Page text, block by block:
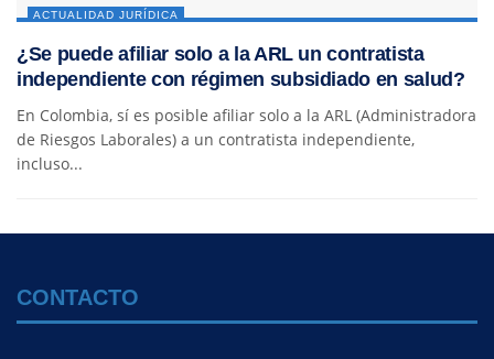
ACTUALIDAD JURÍDICA
¿Se puede afiliar solo a la ARL un contratista
independiente con régimen subsidiado en salud?
En Colombia, sí es posible afiliar solo a la ARL (Administradora
de Riesgos Laborales) a un contratista independiente,
incluso...
CONTACTO